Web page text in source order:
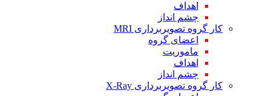
اهداف
چشم انداز
کار گروه تصویربرداری MRI
اعضای گروه
ماموریت
اهداف
چشم انداز
کار گروه تصویربرداری X-Ray